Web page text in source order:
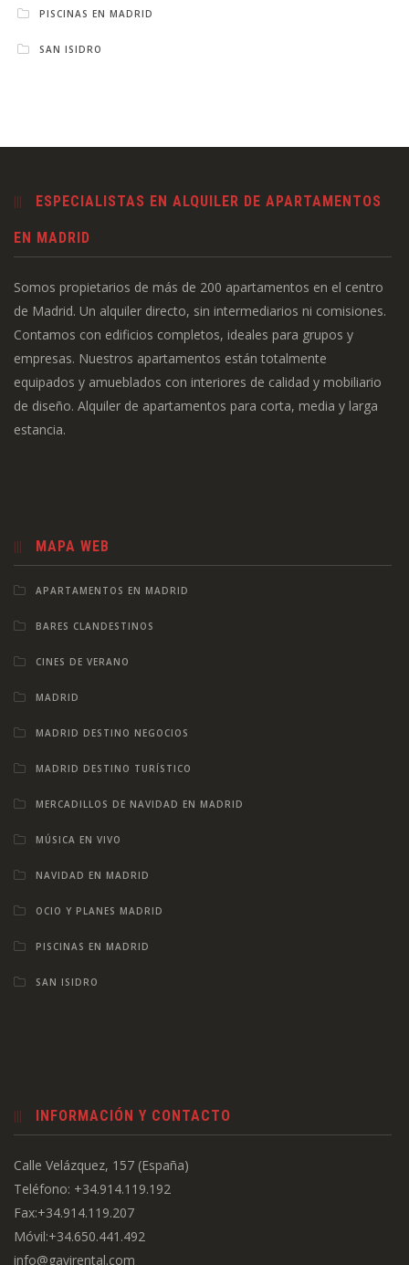
PISCINAS EN MADRID
SAN ISIDRO
ESPECIALISTAS EN ALQUILER DE APARTAMENTOS
EN MADRID
Somos propietarios de más de 200 apartamentos en el centro
de Madrid. Un alquiler directo, sin intermediarios ni comisiones.
Contamos con edificios completos, ideales para grupos y
empresas. Nuestros apartamentos están totalmente
equipados y amueblados con interiores de calidad y mobiliario
de diseño. Alquiler de apartamentos para corta, media y larga
estancia.
MAPA WEB
APARTAMENTOS EN MADRID
BARES CLANDESTINOS
CINES DE VERANO
MADRID
MADRID DESTINO NEGOCIOS
MADRID DESTINO TURÍSTICO
MERCADILLOS DE NAVIDAD EN MADRID
MÚSICA EN VIVO
NAVIDAD EN MADRID
OCIO Y PLANES MADRID
PISCINAS EN MADRID
SAN ISIDRO
INFORMACIÓN Y CONTACTO
Calle Velázquez, 157 (España)
Teléfono: +34.914.119.192
Fax:+34.914.119.207
Móvil:+34.650.441.492
info@gavirental.com